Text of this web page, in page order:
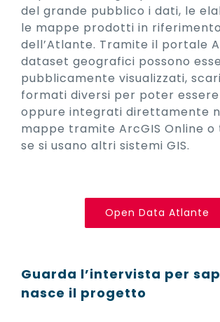
del grande pubblico i dati, le
le mappe prodotti in
dell’Atlante. Tramite il portale
dataset geografici possono
pubblicamente visualizzati,
formati diversi per poter
oppure integrati direttamente
mappe tramite ArcGIS Online o
se si usano altri sistemi GIS.
Open Data Atlante
Guarda l’intervista per
nasce il progetto